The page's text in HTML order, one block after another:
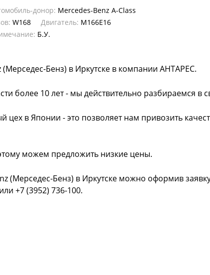
донор: Mercedes-Benz A-Class
W168 Двигатель: M166E16
Б.У.
Бенз) в Иркутске в компании АНТАРЕС.
более 10 лет - мы действительно разбираемся в
цех в Японии - это позволяет нам привозить
можем предложить низкие цены.
(Мерседес-Бенз) в Иркутске можно оформив
+7 (3952) 736-100.